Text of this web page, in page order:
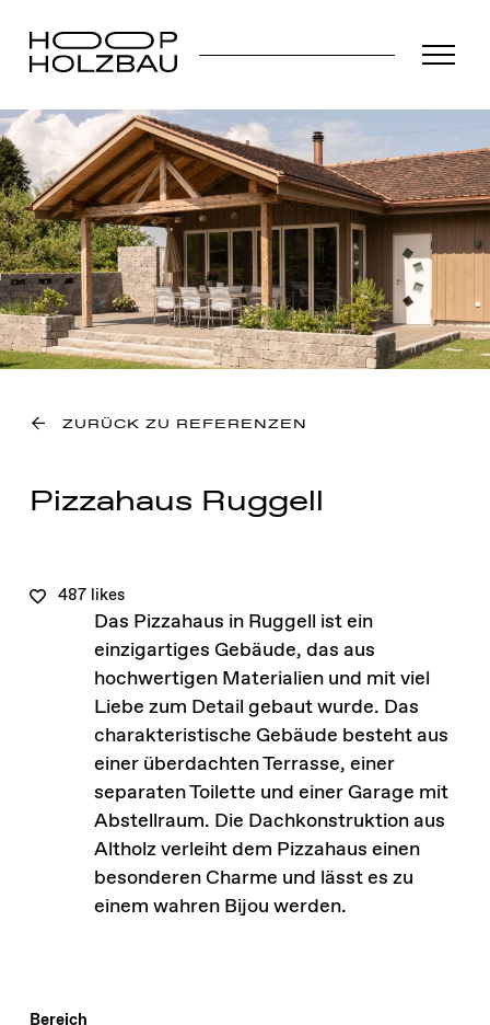
ZURÜCK ZU REFERENZEN
Pizzahaus Ruggell
487 likes
Das Pizzahaus in Ruggell ist ein
einzigartiges Gebäude, das aus
hochwertigen Materialien und mit viel
Liebe zum Detail gebaut wurde. Das
charakteristische Gebäude besteht aus
einer überdachten Terrasse, einer
separaten Toilette und einer Garage mit
Abstellraum. Die Dachkonstruktion aus
Altholz verleiht dem Pizzahaus einen
besonderen Charme und lässt es zu
einem wahren Bijou werden.